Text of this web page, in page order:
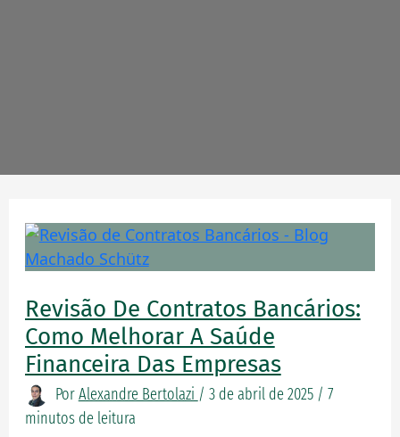
Revisão De Contratos Bancários:
Como Melhorar A Saúde
Financeira Das Empresas
PorAlexandre Bertolazi / 3 de abril de 2025 / 7
minutos de leitura
Revisão
de
bancários:
como
melhorar
a
saúde
financeira